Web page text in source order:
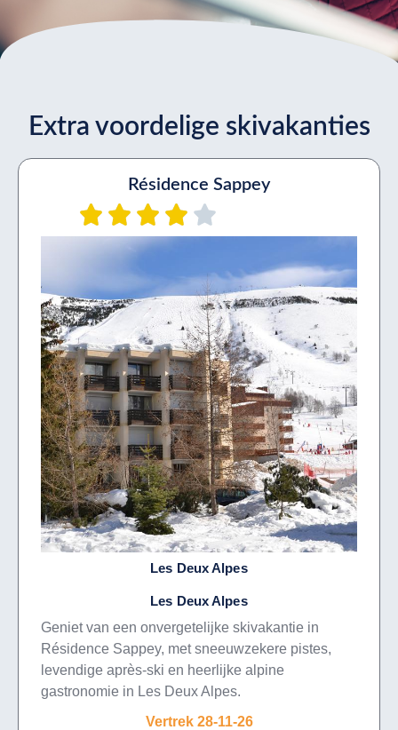
Extra voordelige skivakanties
Résidence Sappey
Les Deux Alpes
Les Deux Alpes
Geniet van een onvergetelijke skivakantie in
Résidence Sappey, met sneeuwzekere pistes,
levendige après-ski en heerlijke alpine
gastronomie in Les Deux Alpes.
Vertrek 28-11-26